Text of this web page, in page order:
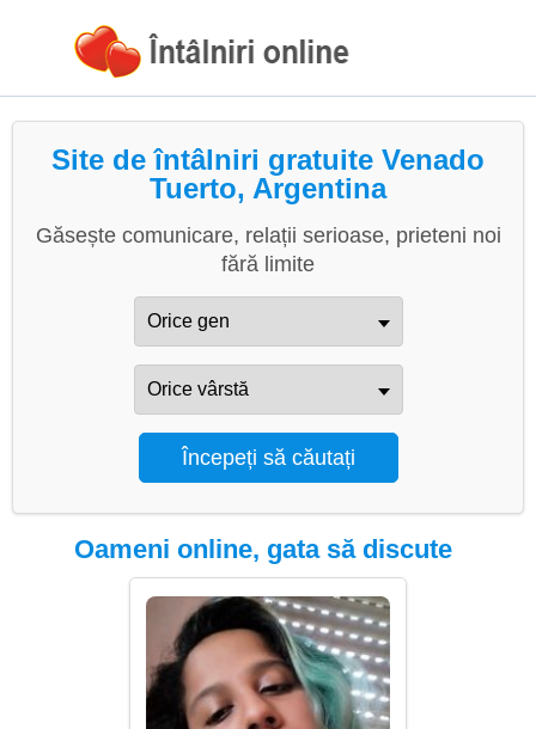
Site de întâlniri gratuite Venado
Tuerto, Argentina
Găsește comunicare, relații serioase, prieteni noi
fără limite
Oameni online, gata să discute